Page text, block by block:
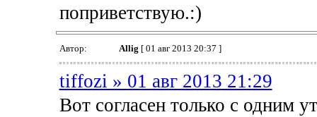
поприветствую.:)
Автор: Allig [ 01 авг 2013 20:37 ]
tiffozi » 01 авг 2013 21:29
Вот согласен только с одним